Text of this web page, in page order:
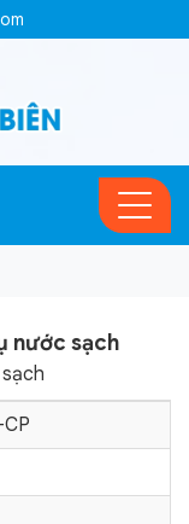
nước sạch